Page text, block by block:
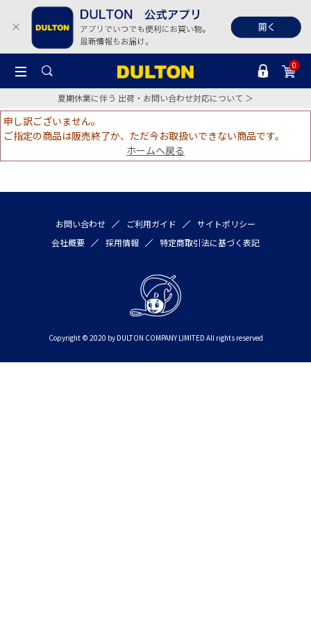
0
夏期休業に伴う 出荷・お問い合わせ対応について ＞
申し訳ございません。
ご指定の商品は販売終了か、ただ今お取扱いできない商品です。
ホームへ戻る
お問い合わせ ご利用ガイド
サイトポリシー
会社概要
採用情報 特定商取引法に基づく表記
Copyright © 2020 by DULTON COMPANY LIMITED All rights reserved